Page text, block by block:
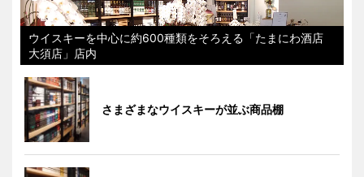
ウイスキーを中心に約600種類をそろえる「たまにわ酒店
大須店」店内
さまざまなウイスキーが並ぶ商品棚